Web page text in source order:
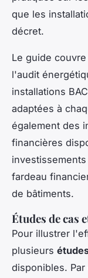
que les
décret.
Le guide
l'audit
installations
adaptées à
également des
financières
fardeau
de bâtiments.
Études de cas
Pour illustrer
plusieurs
disponibles.